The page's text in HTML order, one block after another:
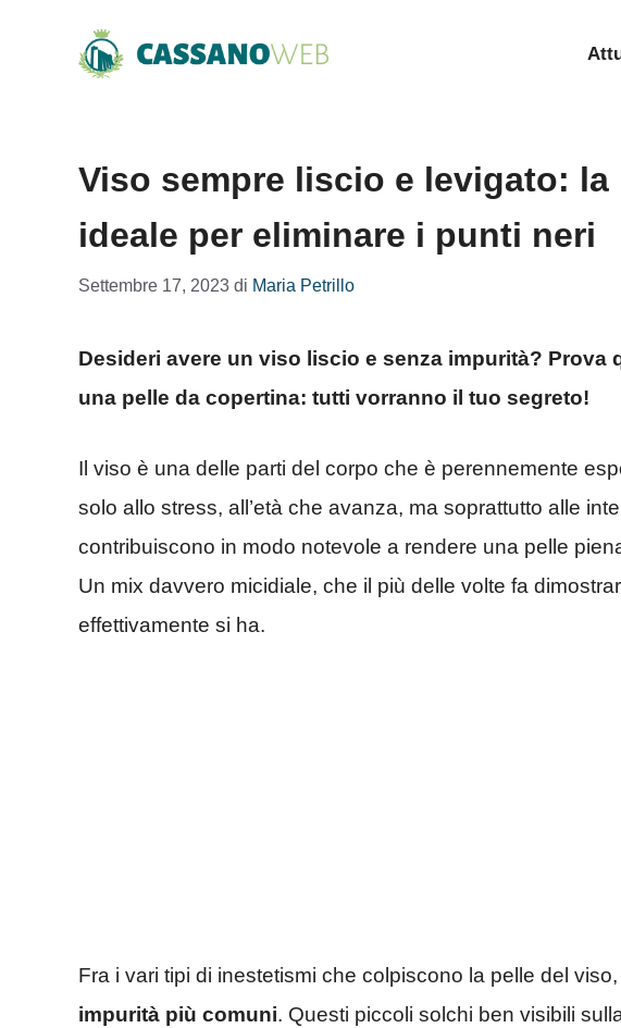
Viso sempre liscio e levigato:
ideale per eliminare i punti neri
Settembre 17, 2023 di Maria Petrillo
Desideri avere un viso liscio e senza impurità? Prova
una pelle da copertina: tutti vorranno il tuo segreto!
Il viso è una delle parti del corpo che è perennemente
solo allo stress, all’età che avanza, ma soprattutto alle
contribuiscono in modo notevole a rendere una pelle
Un mix davvero micidiale, che il più delle volte fa
effettivamente si ha.
Fra i vari tipi di inestetismi che colpiscono la pelle del viso,
impurità più comuni. Questi piccoli solchi ben visibili